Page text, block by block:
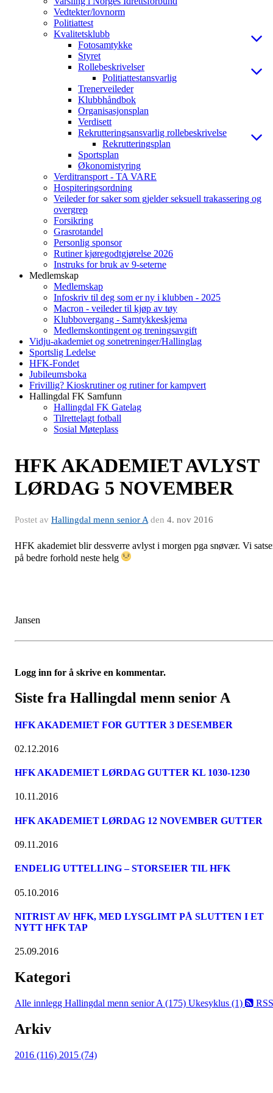
Vedtekter/lovnorm
Politiattest
Kvalitetsklubb
Fotosamtykke
Styret
Rollebeskrivelser
Politiattestansvarlig
Trenerveileder
Klubbhåndbok
Organisasjonsplan
Verdisett
Rekrutteringsansvarlig rollebeskrivelse
Rekrutteringsplan
Sportsplan
Økonomistyring
Verditransport - TA VARE
Hospiteringsordning
Veileder for saker som gjelder seksuell trakassering og
overgrep
Forsikring
Grasrotandel
Personlig sponsor
Rutiner kjøregodtgjørelse 2026
Instruks for bruk av 9-seterne
Medlemskap
Medlemskap
Infoskriv til deg som er ny i klubben - 2025
Macron - veileder til kjøp av tøy
Klubbovergang - Samtykkeskjema
Medlemskontingent og treningsavgift
Vidju-akademiet og sonetreninger/Hallinglag
Sportslig Ledelse
HFK-Fondet
Jubileumsboka
Frivillig? Kioskrutiner og rutiner for kampvert
Hallingdal FK Samfunn
Hallingdal FK Gatelag
Tilrettelagt fotball
Sosial Møteplass
HFK AKADEMIET AVLYST
LØRDAG 5 NOVEMBER
Postet av Hallingdal menn senior A den 4. nov 2016
HFK akademiet blir dessverre avlyst i morgen pga snøvær. Vi
på bedre forhold neste helg
Jansen
Logg inn for å skrive en kommentar.
Siste fra Hallingdal menn senior A
HFK AKADEMIET FOR GUTTER 3 DESEMBER
02.12.2016
HFK AKADEMIET LØRDAG GUTTER KL 1030-1230
10.11.2016
HFK AKADEMIET LØRDAG 12 NOVEMBER GUTTER
09.11.2016
ENDELIG UTTELLING – STORSEIER TIL HFK
05.10.2016
NITRIST AV HFK, MED LYSGLIMT PÅ SLUTTEN I ET
NYTT HFK TAP
25.09.2016
Kategori
Alle innlegg Hallingdal menn senior A (175) Ukesyklus (1) RSS
Arkiv
2016 (116) 2015 (74)